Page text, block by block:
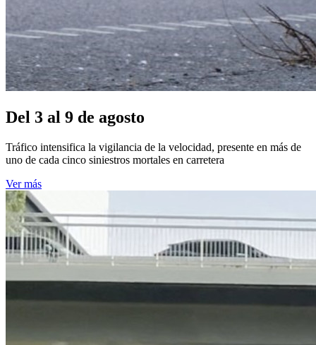
Del 3 al 9 de agosto
Tráfico intensifica la vigilancia de la velocidad, presente en más de
uno de cada cinco siniestros mortales en carretera
Ver más